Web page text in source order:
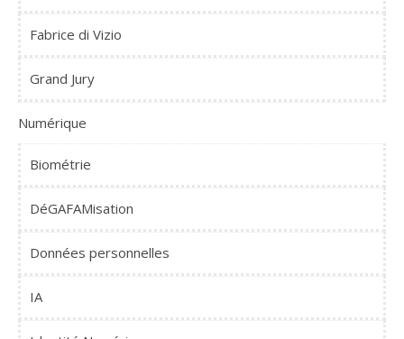
Fabrice di Vizio
Grand Jury
Numérique
Biométrie
DéGAFAMisation
Données personnelles
IA